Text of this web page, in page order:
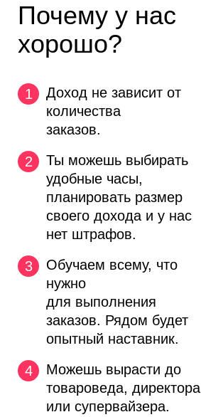
Почему у нас
хорошо?
Доход не зависит от
количества
заказов.
Ты можешь выбирать
удобные часы,
планировать размер
своего дохода и у нас
нет штрафов.
Обучаем всему, что
нужно
для выполнения
заказов. Рядом будет
опытный наставник.
Можешь вырасти до
товароведа, директора
или супервайзера.